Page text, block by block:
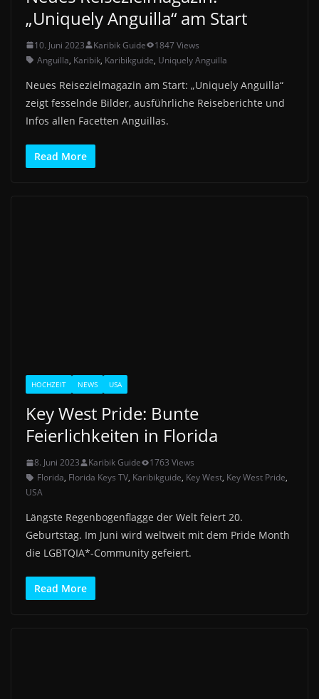
„Uniquely Anguilla“ am Start
10. Juni 2023 Karibik Guide
1847 Views
Anguilla, Karibik, Karibikguide, Uniquely Anguilla
Neues Reisezielmagazin am Start: „Uniquely Anguilla“
zeigt fesselnde Bilder, ausführliche Reiseberichte und
Infos allen Facetten Anguillas.
Read More
HOCHZEIT NEWS USA
Key West Pride: Bunte
Feierlichkeiten in Florida
8. Juni 2023 Karibik Guide
1763 Views
Florida, Florida Keys TV, Karibikguide, Key West, Key West Pride,
USA
Längste Regenbogenflagge der Welt feiert 20.
Geburtstag. Im Juni wird weltweit mit dem Pride Month
die LGBTQIA*-Community gefeiert.
Read More